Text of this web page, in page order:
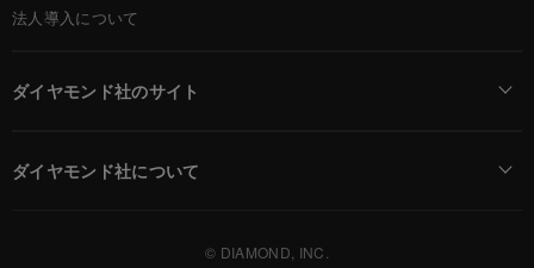
法人導入について
ダイヤモンド社のサイト
ダイヤモンド社について
© DIAMOND, INC.